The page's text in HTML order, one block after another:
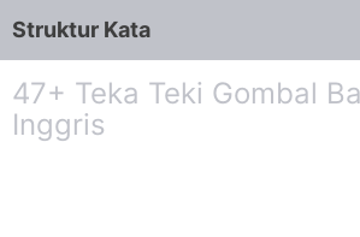
Struktur Kata
47+ Teka Teki Gombal
Inggris